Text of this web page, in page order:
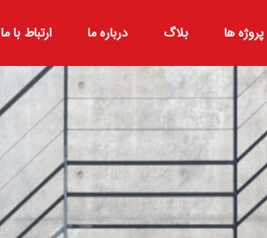
پروژه ها بلاگ درباره ما ارتباط با ما